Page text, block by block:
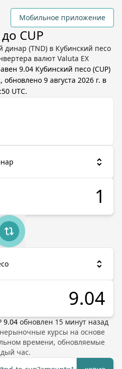
Мобильное приложение
CUP
динар (TND) в Кубинский песо
валют Valuta EX
9.04 Кубинский песо (CUP)
обновлено 9 августа 2026 г. в
UTC.
9.04 обновлен 15 минут назад
курсы на основе
времени, обновляемые
час.